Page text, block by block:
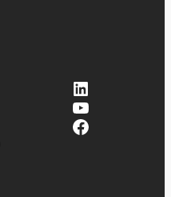
LinkedIn
YouTube
Facebook